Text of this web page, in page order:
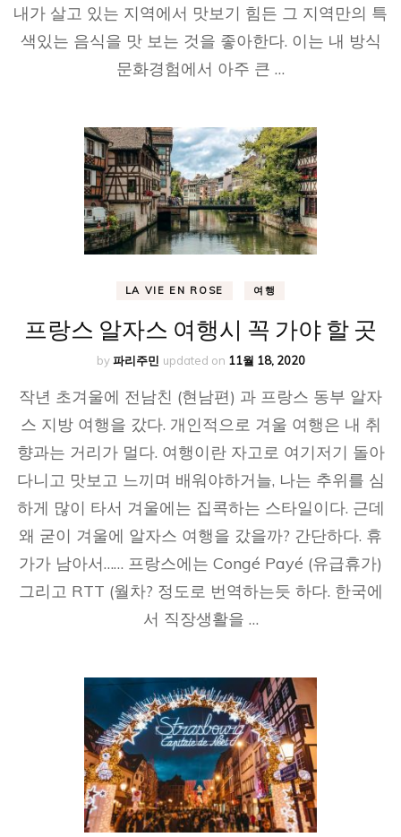
내가 살고 있는 지역에서 맛보기 힘든 그 지역만의 특
색있는 음식을 맛 보는 것을 좋아한다. 이는 내 방식
문화경험에서 아주 큰 …
LA VIE EN ROSE 여행
프랑스 알자스 여행시 꼭 가야 할 곳
by파리주민 updated on 11월 18, 2020
작년 초겨울에 전남친 (현남편) 과 프랑스 동부 알자
스 지방 여행을 갔다. 개인적으로 겨울 여행은 내 취
향과는 거리가 멀다. 여행이란 자고로 여기저기 돌아
다니고 맛보고 느끼며 배워야하거늘, 나는 추위를 심
하게 많이 타서 겨울에는 집콕하는 스타일이다. 근데
왜 굳이 겨울에 알자스 여행을 갔을까? 간단하다. 휴
가가 남아서…… 프랑스에는 Congé Payé (유급휴가)
그리고 RTT (월차? 정도로 번역하는듯 하다. 한국에
서 직장생활을 …